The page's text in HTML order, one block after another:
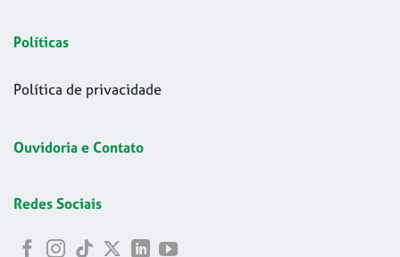
Políticas
Política de privacidade
Ouvidoria e Contato
Redes Sociais